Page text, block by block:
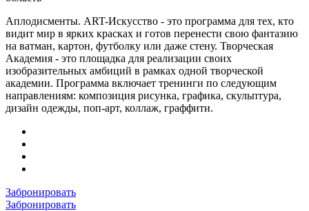
Аплодисменты. ART-Искусство - это программа для тех, кто
видит мир в ярких красках и готов перенести свою фантазию
на ватман, картон, футболку или даже стену. Творческая
Академия - это площадка для реализации своих
изобразительных амбиций в рамках одной творческой
академии. Программа включает тренинги по следующим
направлениям: композиция рисунка, графика, скульптура,
дизайн одежды, поп-арт, коллаж, граффити.
Забронировать
Забронировать